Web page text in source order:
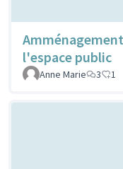
l'espace public
Anne Marie
3 1